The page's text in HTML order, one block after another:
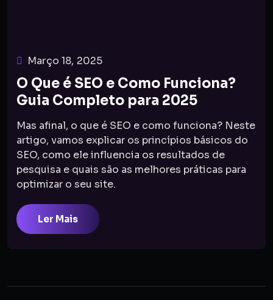
Março 18, 2025
O Que é SEO e Como Funciona?
Guia Completo para 2025
Mas afinal, o que é SEO e como funciona? Neste
artigo, vamos explicar os princípios básicos do
SEO, como ele influencia os resultados de
pesquisa e quais são as melhores práticas para
optimizar o seu site.
Ler Mais